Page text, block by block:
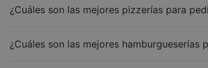
¿Cuáles son las mejores pizzerías para
¿Cuáles son las mejores hamburgueserías